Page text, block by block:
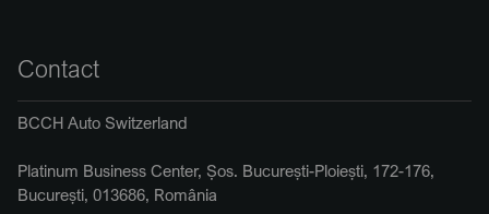
Contact
BCCH Auto Switzerland
Platinum Business Center, Șos. București-Ploiești, 172-176,
București, 013686, România